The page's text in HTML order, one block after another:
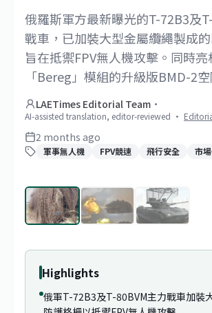
俄羅斯軍方最新曝光的T-72B3及
戰車，已加裝大型金屬纜繩製成的
旨在抵禦FPV無人機攻擊。同時
「Bereg」模組的升級版BMD-2
LAETimes Editorial Team ·
AI-assisted translation, editor-reviewed ·
2 months ago
軍事無人機 FPV競速 飛行安全 市
Highlights
俄軍T-72B3及T-80BVM主力戰車加裝